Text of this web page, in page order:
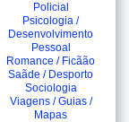
Policial
Psicologia /
Desenvolvimento
Pessoal
Romance / Ficãão
Saãde / Desporto
Sociologia
Viagens / Guias /
Mapas